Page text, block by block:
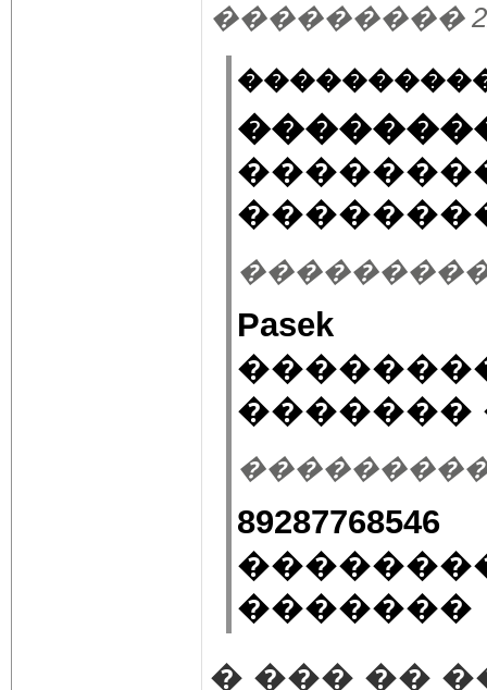
���������
���������
Pasek
�������
���������
89287768546
�������
� ��� ��